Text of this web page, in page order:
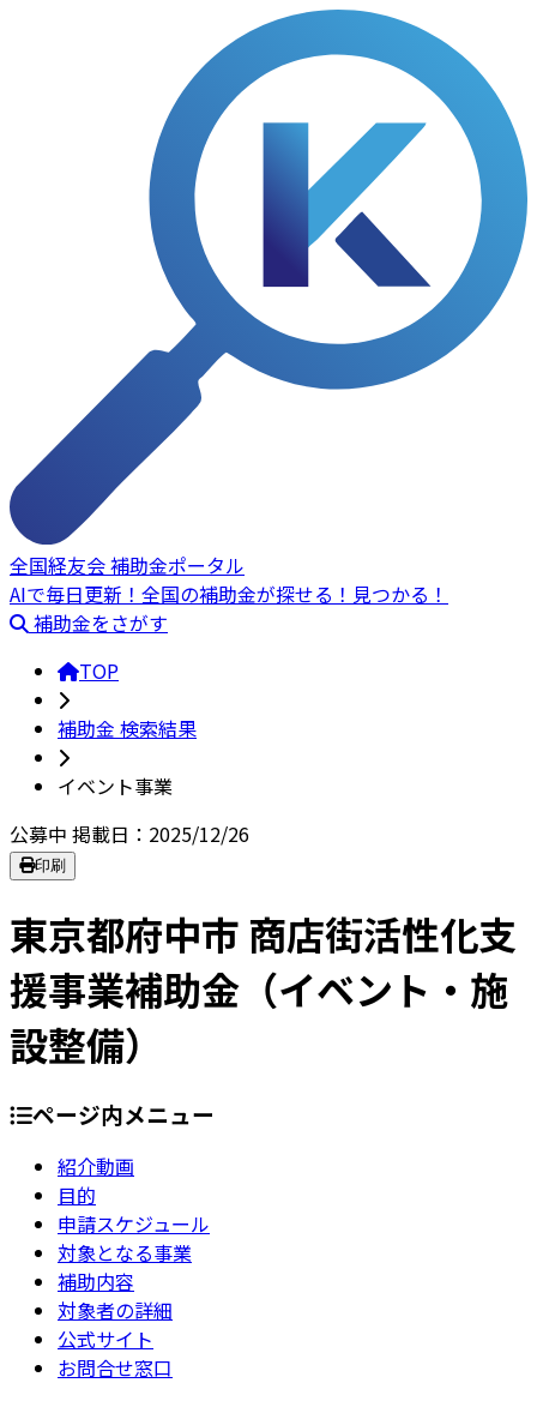
全国経友会 補助金ポータル
AIで毎日更新！全国の補助金が探せる！見つかる！
補助金をさがす
TOP
補助金 検索結果
イベント事業
公募中 掲載日：2025/12/26
印刷
東京都府中市 商店街活性化支
援事業補助金（イベント・施
設整備）
ページ内メニュー
紹介動画
目的
申請スケジュール
対象となる事業
補助内容
対象者の詳細
公式サイト
お問合せ窓口